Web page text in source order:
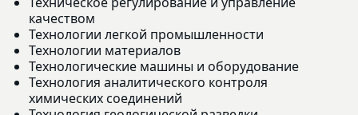
качеством
Технологии легкой промышленности
Технологии материалов
Технологические машины и оборудование
Технология аналитического контроля
химических соединений